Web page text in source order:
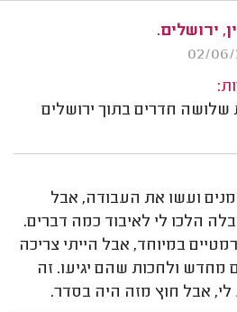
ירושלים.
שלושה חדרים בתוך ירושלים
ועשו את העבודה, אבל
הלכו לי לאיבוד כמה דברים.
במיוחד, אבל הייתי צריכה
מחדש ולחכות שהם יגיעו. זה
אבל חוץ מזה היה בסדר.